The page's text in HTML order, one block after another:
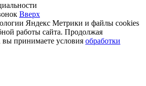
Вверх
Яндекс Метрики и файлы cookies
работы сайта. Продолжая
вы принимаете условия обработки